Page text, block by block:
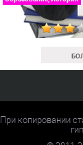
При копировании